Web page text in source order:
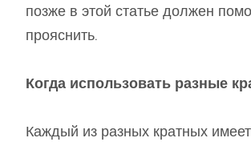
позже в этой статье должен
прояснить.
Когда использовать разные
Каждый из разных кратных